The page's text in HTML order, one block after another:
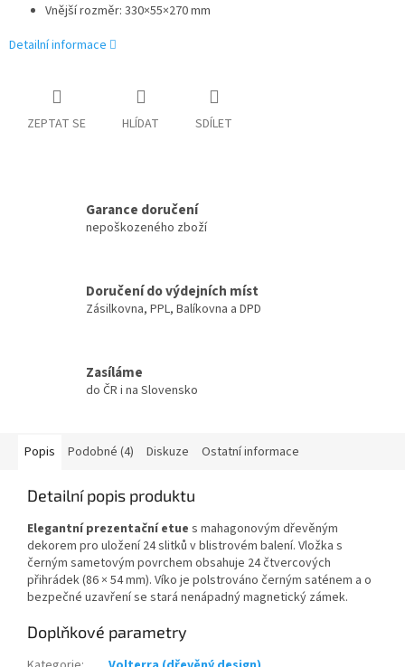
Vnější rozměr: 330×55×270 mm
Detailní informace
ZEPTAT SE HLÍDAT SDÍLET
Garance doručení
nepoškozeného zboží
Doručení do výdejních míst
Zásilkovna, PPL, Balíkovna a DPD
Zasíláme
do ČR i na Slovensko
Popis Podobné (4) Diskuze Ostatní informace
Detailní popis produktu
Elegantní prezentační etue s mahagonovým dřevěným
dekorem pro uložení 24 slitků v blistrovém balení. Vložka s
černým sametovým povrchem obsahuje 24 čtvercových
přihrádek (86 × 54 mm). Víko je polstrováno černým saténem a o
bezpečné uzavření se stará nenápadný magnetický zámek.
Doplňkové parametry